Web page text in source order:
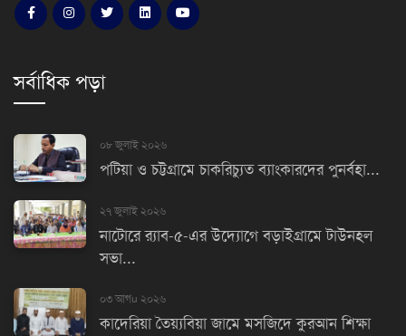
সর্বাধিক পড়া
০৮ জুলাই ২০২৬
পটিয়া ও চট্টগ্রামে চাকরিচ্যুত ব্যাংকারদের পুনর্বহা...
২৭ জুলাই ২০২৬
নাটোরে র‌্যাব-৫-এর উদ্যোগে বড়াইগ্রামে টাউনহল
সভা...
০৩ আগu ২০২৬
কাদেরিয়া তৈয়্যবিয়া জামে মসজিদে কুরআন শিক্ষা